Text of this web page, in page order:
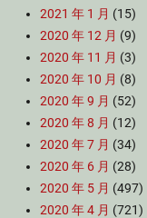
2021 年 1 月 (15)
2020 年 12 月 (9)
2020 年 11 月 (3)
2020 年 10 月 (8)
2020 年 9 月 (52)
2020 年 8 月 (12)
2020 年 7 月 (34)
2020 年 6 月 (28)
2020 年 5 月 (497)
2020 年 4 月 (721)